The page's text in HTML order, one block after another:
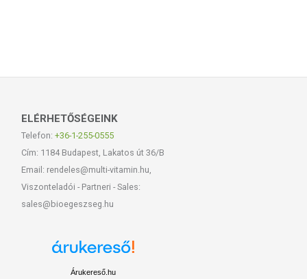
ELÉRHETŐSÉGEINK
Telefon: +36-1-255-0555
Cím: 1184 Budapest, Lakatos út 36/B
Email: rendeles@multi-vitamin.hu,
Viszonteladói - Partneri - Sales:
sales@bioegeszseg.hu
Árukereső.hu